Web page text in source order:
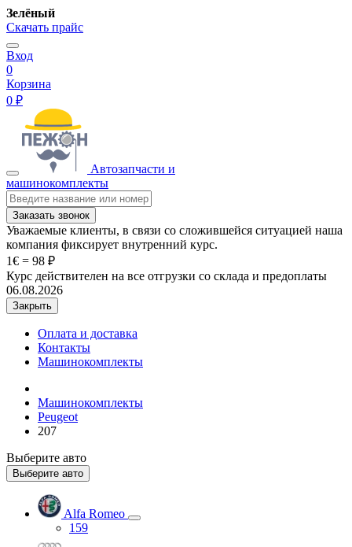
Зелёный
Скачать прайс
Вход
0
Корзина
0 ₽
Автозапчасти и
машинокомплекты
Заказать звонок
Уважаемые клиенты, в связи со сложившейся ситуацией наша
компания фиксирует внутренний курс.
1€ = 98 ₽
Курс действителен на все отгрузки со склада и предоплаты
06.08.2026
Закрыть
Оплата и доставка
Контакты
Машинокомплекты
Машинокомплекты
Peugeot
207
Выберите авто
Выберите авто
Alfa Romeo
159